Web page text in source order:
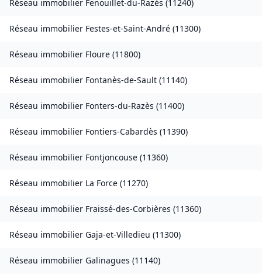
Réseau immobilier Fenouillet-du-Razès (11240)
Réseau immobilier Festes-et-Saint-André (11300)
Réseau immobilier Floure (11800)
Réseau immobilier Fontanès-de-Sault (11140)
Réseau immobilier Fonters-du-Razès (11400)
Réseau immobilier Fontiers-Cabardès (11390)
Réseau immobilier Fontjoncouse (11360)
Réseau immobilier La Force (11270)
Réseau immobilier Fraissé-des-Corbières (11360)
Réseau immobilier Gaja-et-Villedieu (11300)
Réseau immobilier Galinagues (11140)